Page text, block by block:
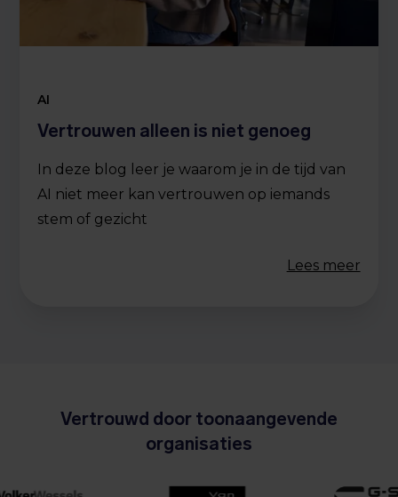
AI
Vertrouwen alleen is niet genoeg
In deze blog leer je waarom je in de tijd van
AI niet meer kan vertrouwen op iemands
stem of gezicht
Lees meer
Vertrouwd door toonaangevende
organisaties